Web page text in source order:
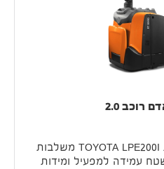
עגלת משטחים חשמלית אדם רוכב 2.0
עגלת משטחים חשמליות TOYOTA LPE200I משלבות
עמידה למפעיל ומידות